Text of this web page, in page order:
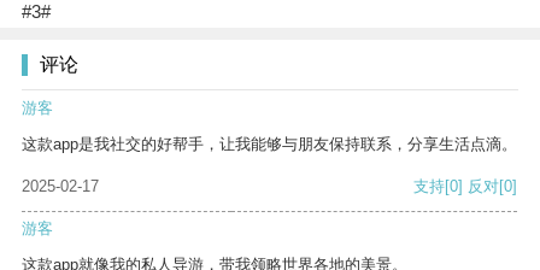
#3#
评论
游客
这款app是我社交的好帮手，让我能够与朋友保持联系，分享生活点滴。
2025-02-17 支持[0] 反对[0]
游客
这款app就像我的私人导游，带我领略世界各地的美景。